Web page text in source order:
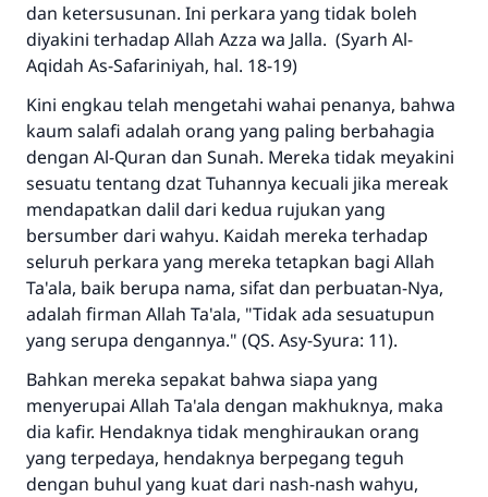
dan ketersusunan. Ini perkara yang tidak boleh
diyakini terhadap Allah Azza wa Jalla. (Syarh Al-
Aqidah As-Safariniyah, hal. 18-19)
Kini engkau telah mengetahi wahai penanya, bahwa
kaum salafi adalah orang yang paling berbahagia
dengan Al-Quran dan Sunah. Mereka tidak meyakini
sesuatu tentang dzat Tuhannya kecuali jika mereak
mendapatkan dalil dari kedua rujukan yang
bersumber dari wahyu. Kaidah mereka terhadap
seluruh perkara yang mereka tetapkan bagi Allah
Ta'ala, baik berupa nama, sifat dan perbuatan-Nya,
adalah firman Allah Ta'ala, "Tidak ada sesuatupun
yang serupa dengannya." (QS. Asy-Syura: 11).
Bahkan mereka sepakat bahwa siapa yang
menyerupai Allah Ta'ala dengan makhuknya, maka
dia kafir. Hendaknya tidak menghiraukan orang
yang terpedaya, hendaknya berpegang teguh
dengan buhul yang kuat dari nash-nash wahyu,